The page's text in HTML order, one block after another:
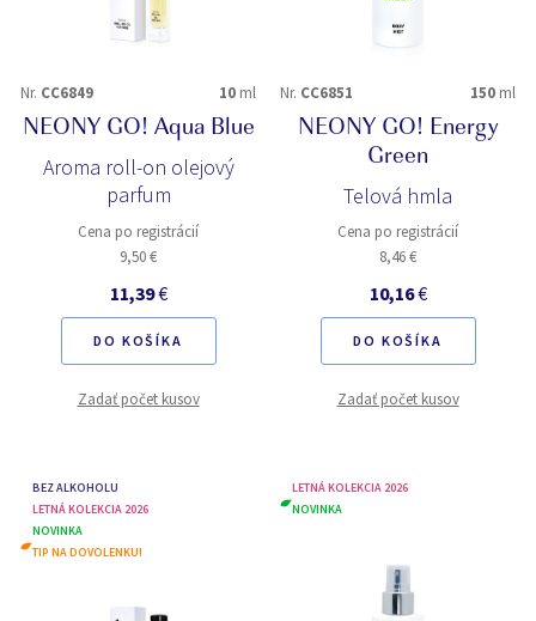
Nr. CC6849 10 ml
NEONY GO! Aqua Blue
Aroma roll-on olejový
parfum
Cena po registrácií
9,50 €
11,39€
DO KOŠÍKA
Zadať počet kusov
Nr. CC6851 150 ml
NEONY GO! Energy
Green
Telová hmla
Cena po registrácií
8,46 €
10,16€
DO KOŠÍKA
Zadať počet kusov
BEZ ALKOHOLU
LETNÁ KOLEKCIA 2026
NOVINKA
TIP NA DOVOLENKU!
LETNÁ KOLEKCIA 2026
NOVINKA